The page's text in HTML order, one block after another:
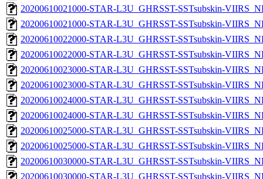
20200610021000-STAR-L3U_GHRSST-SSTsubskin-
20200610021000-STAR-L3U_GHRSST-SSTsubskin-
20200610022000-STAR-L3U_GHRSST-SSTsubskin-
20200610022000-STAR-L3U_GHRSST-SSTsubskin-
20200610023000-STAR-L3U_GHRSST-SSTsubskin-
20200610023000-STAR-L3U_GHRSST-SSTsubskin-
20200610024000-STAR-L3U_GHRSST-SSTsubskin-
20200610024000-STAR-L3U_GHRSST-SSTsubskin-
20200610025000-STAR-L3U_GHRSST-SSTsubskin-
20200610025000-STAR-L3U_GHRSST-SSTsubskin-
20200610030000-STAR-L3U_GHRSST-SSTsubskin-
20200610030000-STAR-L3U_GHRSST-SSTsubskin-